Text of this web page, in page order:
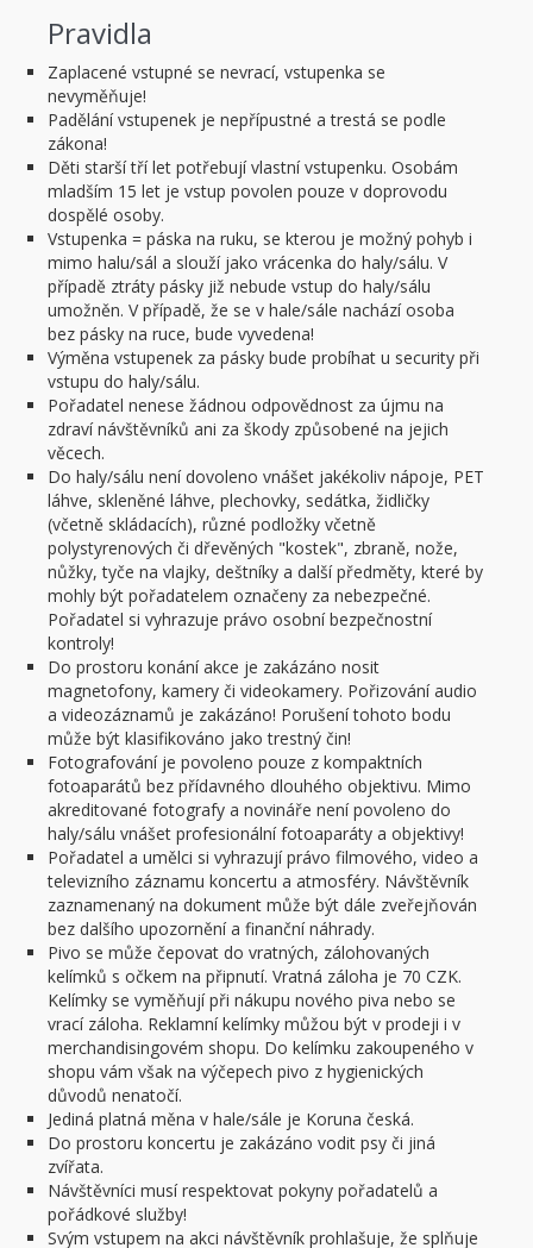
Pravidla
Zaplacené vstupné se nevrací, vstupenka se
nevyměňuje!
Padělání vstupenek je nepřípustné a trestá se podle
zákona!
Děti starší tří let potřebují vlastní vstupenku. Osobám
mladším 15 let je vstup povolen pouze v doprovodu
dospělé osoby.
Vstupenka = páska na ruku, se kterou je možný pohyb i
mimo halu/sál a slouží jako vrácenka do haly/sálu. V
případě ztráty pásky již nebude vstup do haly/sálu
umožněn. V případě, že se v hale/sále nachází osoba
bez pásky na ruce, bude vyvedena!
Výměna vstupenek za pásky bude probíhat u security při
vstupu do haly/sálu.
Pořadatel nenese žádnou odpovědnost za újmu na
zdraví návštěvníků ani za škody způsobené na jejich
věcech.
Do haly/sálu není dovoleno vnášet jakékoliv nápoje, PET
láhve, skleněné láhve, plechovky, sedátka, židličky
(včetně skládacích), různé podložky včetně
polystyrenových či dřevěných "kostek", zbraně, nože,
nůžky, tyče na vlajky, deštníky a další předměty, které by
mohly být pořadatelem označeny za nebezpečné.
Pořadatel si vyhrazuje právo osobní bezpečnostní
kontroly!
Do prostoru konání akce je zakázáno nosit
magnetofony, kamery či videokamery. Pořizování audio
a videozáznamů je zakázáno! Porušení tohoto bodu
může být klasifikováno jako trestný čin!
Fotografování je povoleno pouze z kompaktních
fotoaparátů bez přídavného dlouhého objektivu. Mimo
akreditované fotografy a novináře není povoleno do
haly/sálu vnášet profesionální fotoaparáty a objektivy!
Pořadatel a umělci si vyhrazují právo filmového, video a
televizního záznamu koncertu a atmosféry. Návštěvník
zaznamenaný na dokument může být dále zveřejňován
bez dalšího upozornění a finanční náhrady.
Pivo se může čepovat do vratných, zálohovaných
kelímků s očkem na připnutí. Vratná záloha je 70 CZK.
Kelímky se vyměňují při nákupu nového piva nebo se
vrací záloha. Reklamní kelímky můžou být v prodeji i v
merchandisingovém shopu. Do kelímku zakoupeného v
shopu vám však na výčepech pivo z hygienických
důvodů nenatočí.
Jediná platná měna v hale/sále je Koruna česká.
Do prostoru koncertu je zakázáno vodit psy či jiná
zvířata.
Návštěvníci musí respektovat pokyny pořadatelů a
pořádkové služby!
Svým vstupem na akci návštěvník prohlašuje, že splňuje